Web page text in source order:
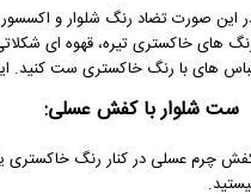
این صورت تضاد رنگ شلوار و
های خاکستری تیره، قهوه ای
های با رنگ خاکستری ست کنید.
ست شلوار با کفش عسلی:
چرم عسلی در کنار رنگ خاکستری